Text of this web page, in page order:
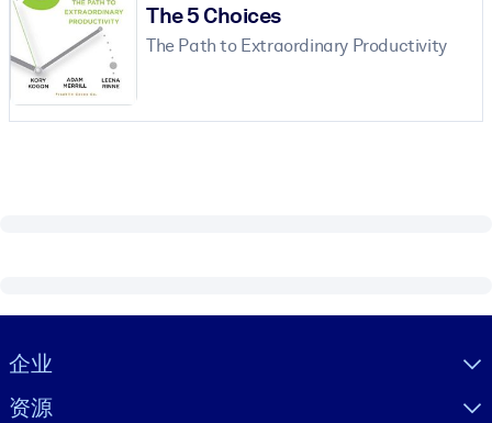
面向企业图书馆
用值得信赖且即插即用的商业知识丰富您的企业图书馆。
面向人工智能系统
The 5 Choices
The Path to Extraordinary Productivity
Visually hidden Text
企业
资源